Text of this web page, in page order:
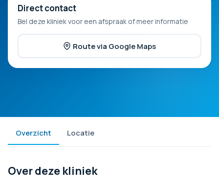
Direct contact
Bel deze kliniek voor een afspraak of meer informatie
Route via Google Maps
Overzicht Locatie
Over deze kliniek